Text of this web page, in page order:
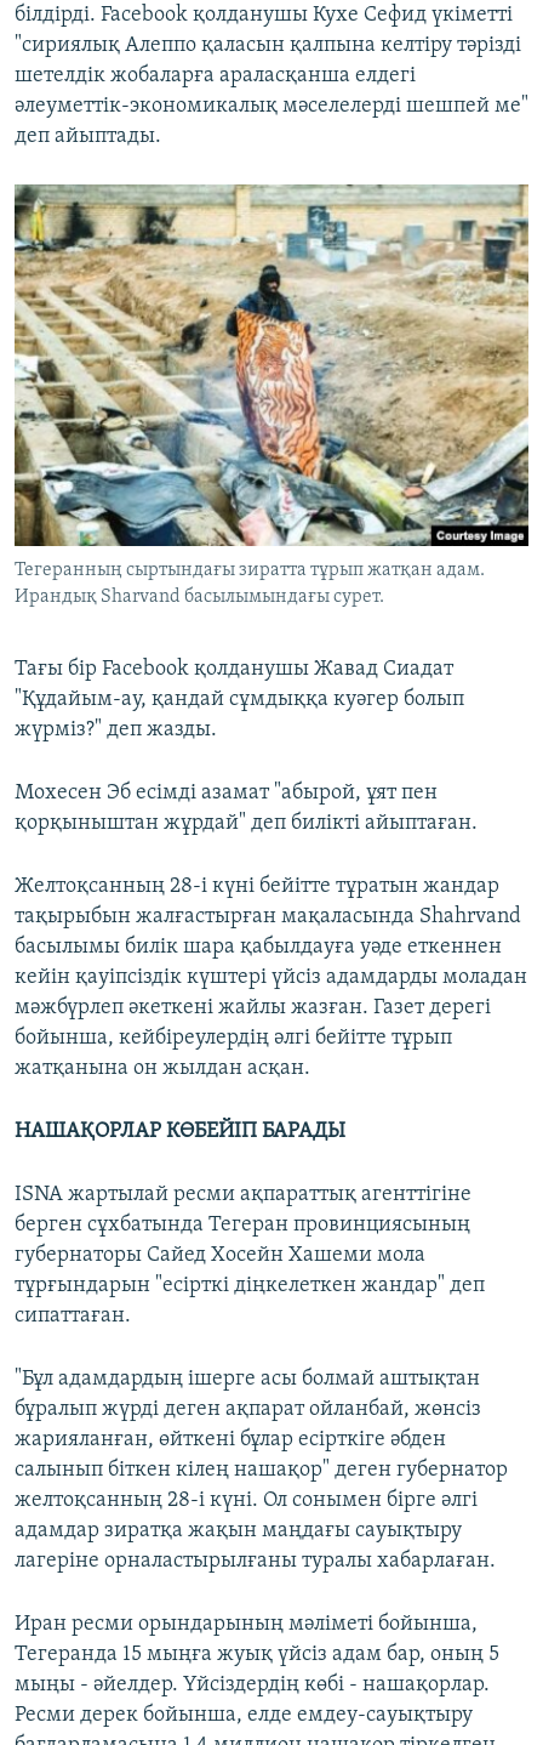
білдірді. Facebook қолданушы Кухе Сефид үкіметті
"сириялық Алеппо қаласын қалпына келтіру тәрізді
шетелдік жобаларға араласқанша елдегі
әлеуметтік-экономикалық мәселелерді шешпей ме"
деп айыптады.
Тегеранның сыртындағы зиратта тұрып жатқан адам.
Ирандық Sharvand басылымындағы сурет.
Тағы бір Facebook қолданушы Жавад Сиадат
"Құдайым-ау, қандай сұмдыққа куәгер болып
жүрміз?" деп жазды.
Мохесен Эб есімді азамат "абырой, ұят пен
қорқыныштан жұрдай" деп билікті айыптаған.
Желтоқсанның 28-і күні бейітте тұратын жандар
тақырыбын жалғастырған мақаласында Shahrvand
басылымы билік шара қабылдауға уәде еткеннен
кейін қауіпсіздік күштері үйсіз адамдарды моладан
мәжбүрлеп әкеткені жайлы жазған. Газет дерегі
бойынша, кейбіреулердің әлгі бейітте тұрып
жатқанына он жылдан асқан.
НАШАҚОРЛАР КӨБЕЙІП БАРАДЫ
ISNA жартылай ресми ақпараттық агенттігіне
берген сұхбатында Тегеран провинциясының
губернаторы Сайед Хосейн Хашеми мола
тұрғындарын "есірткі діңкелеткен жандар" деп
сипаттаған.
"Бұл адамдардың ішерге асы болмай аштықтан
бұралып жүрді деген ақпарат ойланбай, жөнсіз
жарияланған, өйткені бұлар есірткіге әбден
салынып біткен кілең нашақор" деген губернатор
желтоқсанның 28-і күні. Ол сонымен бірге әлгі
адамдар зиратқа жақын маңдағы сауықтыру
лагеріне орналастырылғаны туралы хабарлаған.
Иран ресми орындарының мәліметі бойынша,
Тегеранда 15 мыңға жуық үйсіз адам бар, оның 5
мыңы - әйелдер. Үйсіздердің көбі - нашақорлар.
Ресми дерек бойынша, елде емдеу-сауықтыру